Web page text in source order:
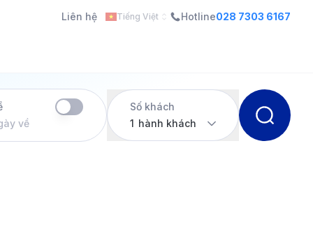
Liên hệ Tiếng Việt Hotline028 7303 6167
về
Số khách
1 hành khách